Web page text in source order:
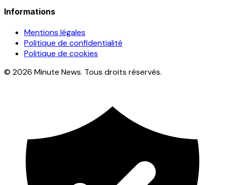
Informations
Mentions légales
Politique de confidentialité
Politique de cookies
© 2026 Minute News. Tous droits réservés.